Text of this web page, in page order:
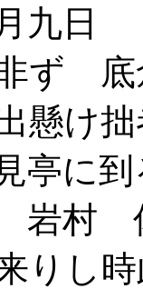
九日
ず 底
懸け
亭に
岩村
りし